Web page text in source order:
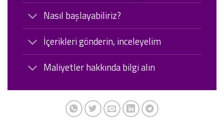
Nasıl başlayabiliriz?
İçerikleri gönderin, inceleyelim
Maliyetler hakkında bilgi alın